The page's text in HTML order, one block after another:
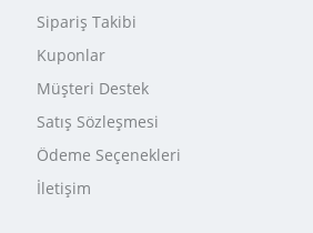
Sipariş Takibi
Kuponlar
Müşteri Destek
Satış Sözleşmesi
Ödeme Seçenekleri
İletişim